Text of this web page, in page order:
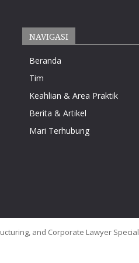
NAVIGASI
Beranda
Tim
Keahlian & Area Praktik
Berita & Artikel
Mari Terhubung
and Corporate Lawyer